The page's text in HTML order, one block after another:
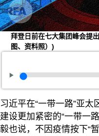
拜登日前在七大集团峰会提
图、资料照）)
习近平在“一带一路”亚太
建设更加紧密的“一带一
毅也说，不因疫情按下“